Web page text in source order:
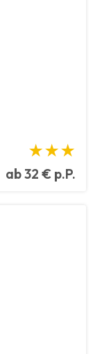
★★★
ab 32 € p.P.